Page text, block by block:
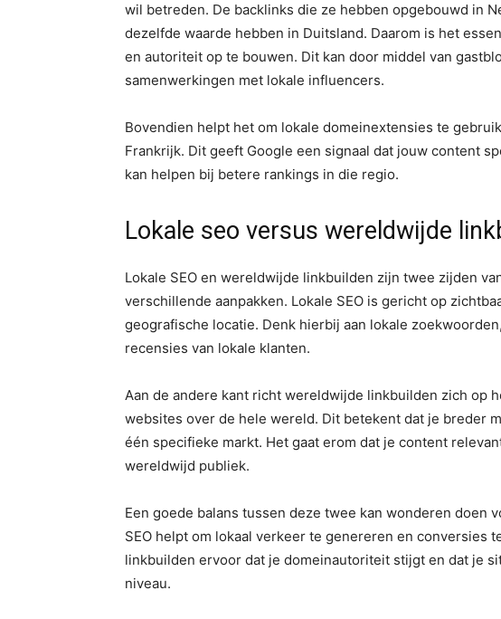
wil betreden. De backlinks die ze hebben opgebouwd in
dezelfde waarde hebben in Duitsland. Daarom is het
en autoriteit op te bouwen. Dit kan door middel van
samenwerkingen met lokale influencers.
Bovendien helpt het om lokale domeinextensies te
Frankrijk. Dit geeft Google een signaal dat jouw content
kan helpen bij betere rankings in die regio.
Lokale seo versus wereldwijde
Lokale SEO en wereldwijde linkbuilden zijn twee zijden
verschillende aanpakken. Lokale SEO is gericht op
geografische locatie. Denk hierbij aan lokale
recensies van lokale klanten.
Aan de andere kant richt wereldwijde linkbuilden zich op
websites over de hele wereld. Dit betekent dat je breder
één specifieke markt. Het gaat erom dat je content
wereldwijd publiek.
Een goede balans tussen deze twee kan wonderen doen
SEO helpt om lokaal verkeer te genereren en conversies
linkbuilden ervoor dat je domeinautoriteit stijgt en dat je
niveau.